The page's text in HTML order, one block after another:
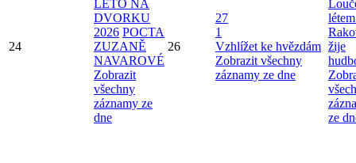
24
LÉTO NA
DVORKU
2026 POCTA
ZUZANĚ
NAVAROVÉ
Zobrazit
všechny
záznamy ze
dne
26
27
1
Vzhlížet ke hvězdám
Zobrazit všechny
záznamy ze dne
žije
ze